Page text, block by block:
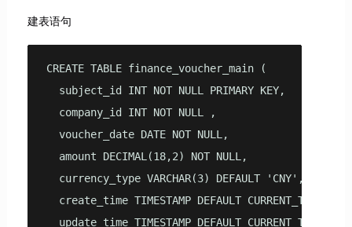
建表语句
CREATE TABLE finance_voucher_main (
  subject_id INT NOT NULL PRIMARY KEY,
  company_id INT NOT NULL ,
  voucher_date DATE NOT NULL,
  amount DECIMAL(18,2) NOT NULL,
  currency_type VARCHAR(3) DEFAULT 'CNY',
create_time TIMESTAMP DEFAULT
update_time TIMESTAMP DEFAULT